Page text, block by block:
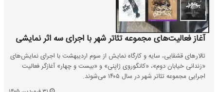
آغاز فعالیت‌های مجموعه تئاتر شهر با اجرای سه اثر نمایشی
تالارهای قشقایی، سایه و کارگاه نمایش از سوم اردیبهشت با اجرای نمایش‌های
«زندانی خیابان دوم»، «کانگوروی ژاپنی» و «بیست و چهار» آغازگر فعالیت
اجرایی مجموعه تئاتر شهر در سال ۱۴۰۵ می‌شوند.